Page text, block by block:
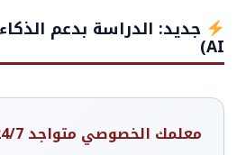
AI)
معلمك الخصوصي متواجد 24/7